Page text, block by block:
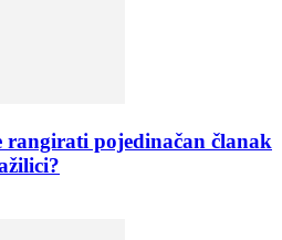
rangirati pojedinačan članak